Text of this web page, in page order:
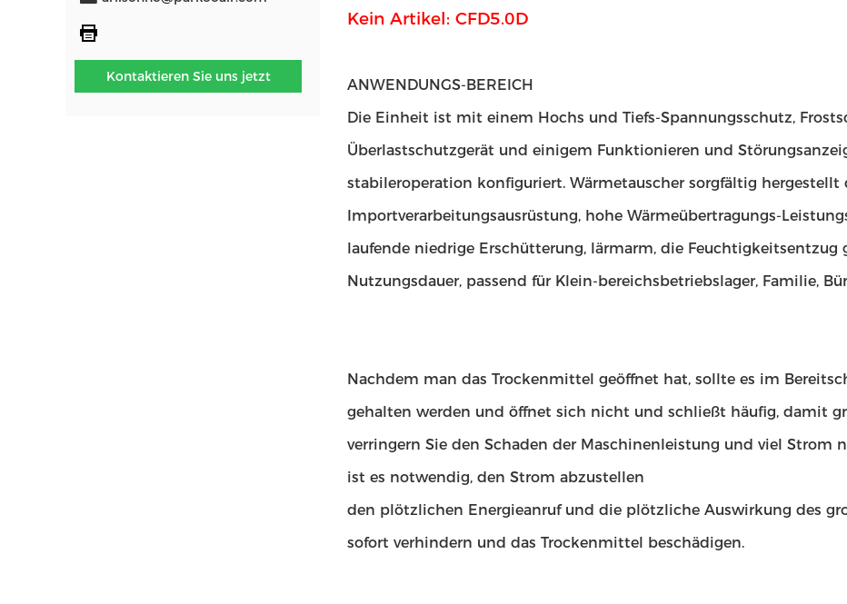
Kontaktieren Sie uns jetzt
Kein Artikel: CFD5.0D
ANWENDUNGS-BEREICH
Die Einheit ist mit einem Hochs und Tiefs-Spannungsschutz,
Überlastschutzgerät und einigem Funktionieren und
stabileroperation konfiguriert. Wärmetauscher sorgfältig hergestellt
Importverarbeitungsausrüstung, hohe Wärmeübertragungs-
laufende niedrige Erschütterung, lärmarm, die Feuchtigkeitsentzug
Nutzungsdauer, passend für Klein-bereichsbetriebslager, Familie,
Nachdem man das Trockenmittel geöffnet hat, sollte es im
gehalten werden und öffnet sich nicht und schließt häufig, damit
verringern Sie den Schaden der Maschinenleistung und viel Strom
ist es notwendig, den Strom abzustellen
den plötzlichen Energieanruf und die plötzliche Auswirkung des
sofort verhindern und das Trockenmittel beschädigen.